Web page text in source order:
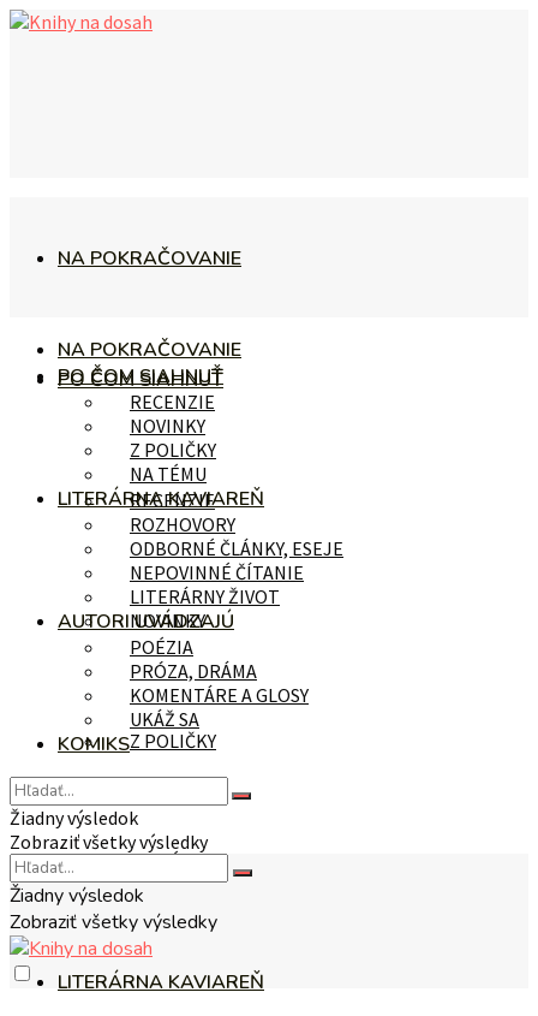
NA POKRAČOVANIE
PO ČOM SIAHNUŤ
RECENZIE
NOVINKY
Z POLIČKY
NA TÉMU
LITERÁRNA KAVIAREŇ
NA POKRAČOVANIE
PO ČOM SIAHNUŤ
RECENZIE
NOVINKY
Z POLIČKY
NA TÉMU
LITERÁRNA KAVIAREŇ
ROZHOVORY
ODBORNÉ ČLÁNKY, ESEJE
NEPOVINNÉ ČÍTANIE
LITERÁRNY ŽIVOT
AUTORI UVÁDZAJÚ
POÉZIA
PRÓZA, DRÁMA
KOMENTÁRE A GLOSY
UKÁŽ SA
KOMIKS
Žiadny výsledok
Zobraziť všetky výsledky
Žiadny výsledok
Zobraziť všetky výsledky